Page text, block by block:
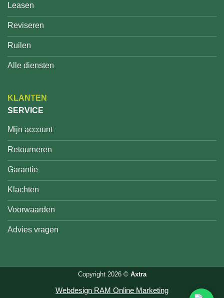
Leasen
Reviseren
Ruilen
Alle diensten
KLANTEN
SERVICE
Mijn account
Retourneren
Garantie
Klachten
Voorwaarden
Advies vragen
Copyright 2026 © Axtra
Webdesign RAM Online Marketing